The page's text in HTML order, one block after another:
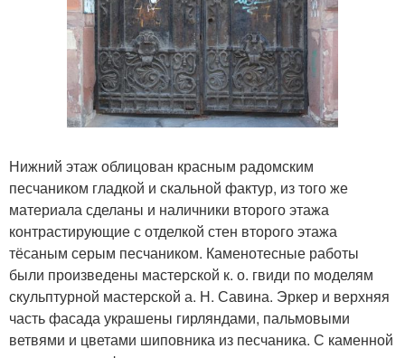
Нижний этаж облицован красным радомским
песчаником гладкой и скальной фактур, из того же
материала сделаны и наличники второго этажа
контрастирующие с отделкой стен второго этажа
тёсаным серым песчаником. Каменотесные работы
были произведены мастерской к. о. гвиди по моделям
скульптурной мастерской а. Н. Савина. Эркер и верхняя
часть фасада украшены гирляндами, пальмовыми
ветвями и цветами шиповника из песчаника. С каменной